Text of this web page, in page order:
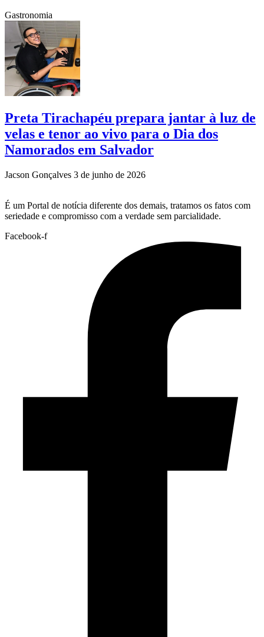
Gastronomia
Preta Tirachapéu prepara jantar à luz de
velas e tenor ao vivo para o Dia dos
Namorados em Salvador
Jacson Gonçalves 3 de junho de 2026
É um Portal de notícia diferente dos demais, tratamos os fatos com
seriedade e compromisso com a verdade sem parcialidade.
Facebook-f